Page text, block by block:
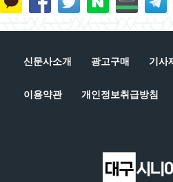
신문사소개 광고구매 기사
이용약관 개인정보취급방침